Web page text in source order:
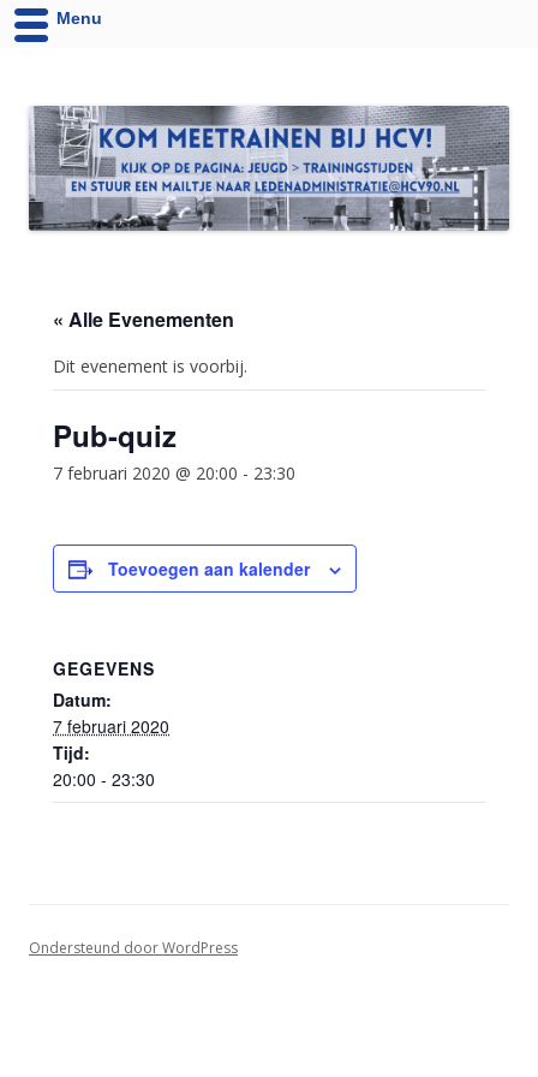
« Alle Evenementen
Dit evenement is voorbij.
Pub-quiz
7 februari 2020 @ 20:00 - 23:30
Toevoegen aan kalender
GEGEVENS
Datum:
7 februari 2020
Tijd:
20:00 - 23:30
Ondersteund door WordPress
Menu